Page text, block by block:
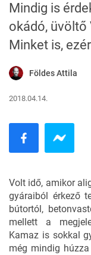
Mindig is
okádó, üvöltő
Minket is,
Földes Attila
2018.04.14.
Volt idő, amikor
gyáraiból érkező
bútortól,
mellett a
Kamaz is sokkal
még mindig